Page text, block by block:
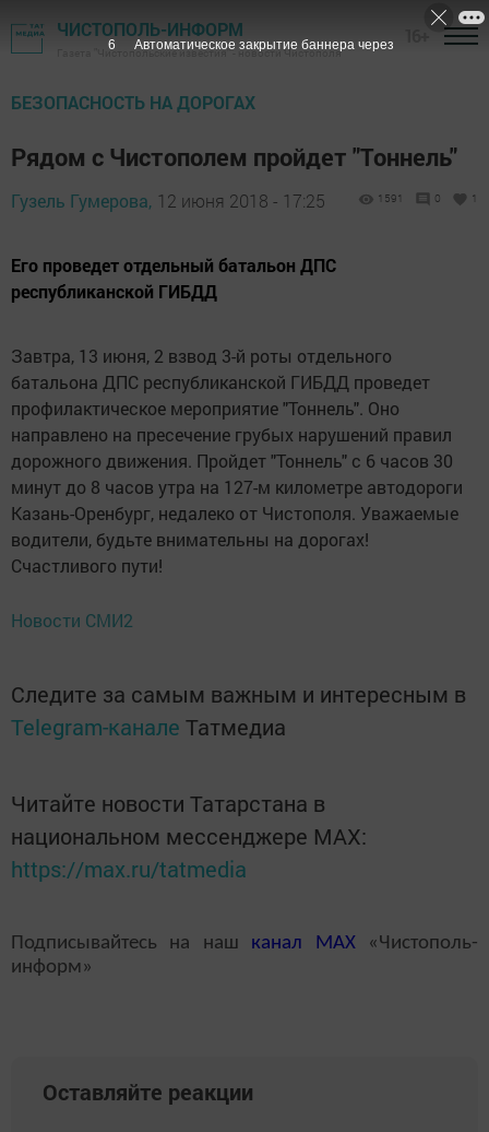
ЧИСТОПОЛЬ-ИНФОРМ
Газета "Чистопольские известия" - новости Чистополя
БЕЗОПАСНОСТЬ НА ДОРОГАХ
Рядом с Чистополем пройдет "Тоннель"
Гузель Гумерова, 12 июня 2018 - 17:25 1591 0 1
Его проведет отдельный батальон ДПС
республиканской ГИБДД
Завтра, 13 июня, 2 взвод 3-й роты отдельного
батальона ДПС республиканской ГИБДД проведет
профилактическое мероприятие "Тоннель". Оно
направлено на пресечение грубых нарушений правил
дорожного движения. Пройдет "Тоннель" с 6 часов 30
минут до 8 часов утра на 127-м километре автодороги
Казань-Оренбург, недалеко от Чистополя. Уважаемые
водители, будьте внимательны на дорогах!
Счастливого пути!
Новости СМИ2
Следите за самым важным и интересным в
Telegram-канале Татмедиа
Читайте новости Татарстана в
национальном мессенджере MАХ:
https://max.ru/tatmedia
Подписывайтесь на наш канал MAX«Чистополь-
информ»
Оставляйте реакции
5 Автоматическое закрытие баннера через